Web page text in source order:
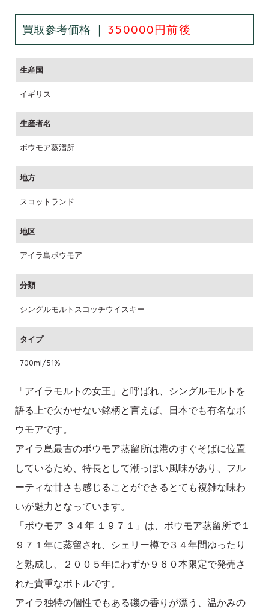
買取参考価格 ｜ 350000円前後
生産国
イギリス
生産者名
ボウモア蒸溜所
地方
スコットランド
地区
アイラ島ボウモア
分類
シングルモルトスコッチウイスキー
タイプ
700ml/51%
「アイラモルトの女王」と呼ばれ、シングルモルトを
語る上で欠かせない銘柄と言えば、日本でも有名なボ
ウモアです。
アイラ島最古のボウモア蒸留所は港のすぐそばに位置
しているため、特長として潮っぽい風味があり、フル
ーティな甘さも感じることができるとても複雑な味わ
いが魅力となっています。
「ボウモア ３４年 １９７１」は、ボウモア蒸留所で１
９７１年に蒸留され、シェリー樽で３４年間ゆったり
と熟成し、２００５年にわずか９６０本限定で発売さ
れた貴重なボトルです。
アイラ独特の個性でもある磯の香りが漂う、温かみの